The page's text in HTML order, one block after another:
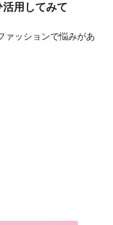
活用してみて
ァッションで悩みがあ